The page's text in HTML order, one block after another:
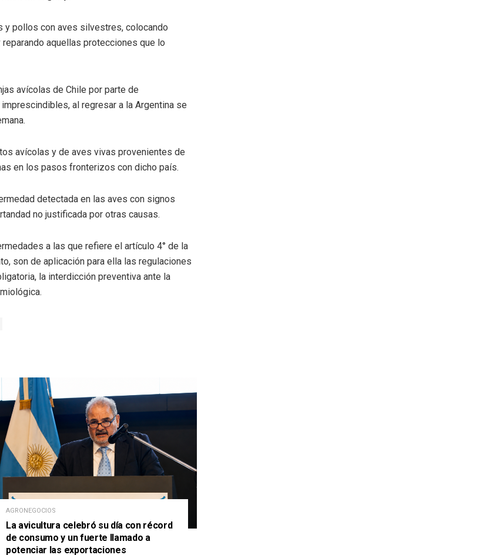
y pollos con aves silvestres, colocando
aquellas protecciones que lo
avícolas de Chile por parte de
al regresar a la Argentina se
avícolas y de aves vivas provenientes de
en los pasos fronterizos con dicho país.
detectada en las aves con signos
no justificada por otras causas.
a las que refiere el artículo 4° de la
son de aplicación para ella las regulaciones
la interdicción preventiva ante la
AGRONEGOCIOS
La avicultura celebró su día con récord
de consumo y un fuerte llamado a
potenciar las exportaciones